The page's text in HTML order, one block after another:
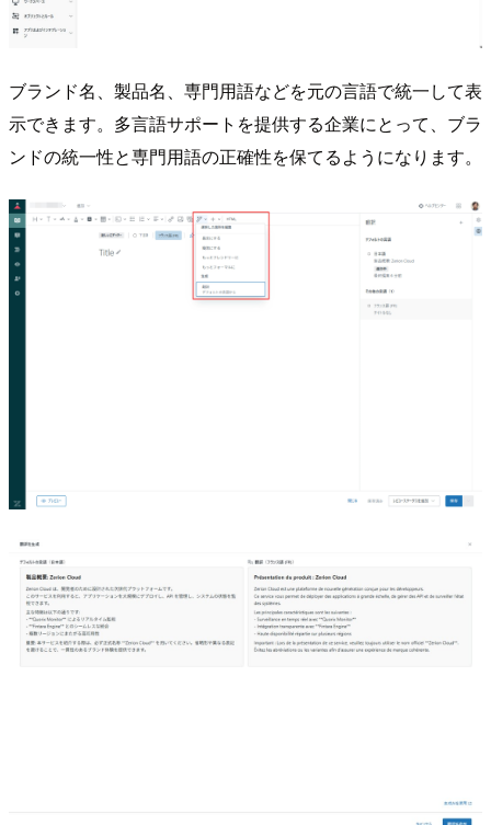
ブランド名、製品名、専門用語などを元の言語で統一して表
示できます。多言語サポートを提供する企業にとって、ブラ
ンドの統一性と専門用語の正確性を保てるようになります。